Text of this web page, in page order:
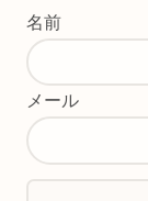
名前
メール